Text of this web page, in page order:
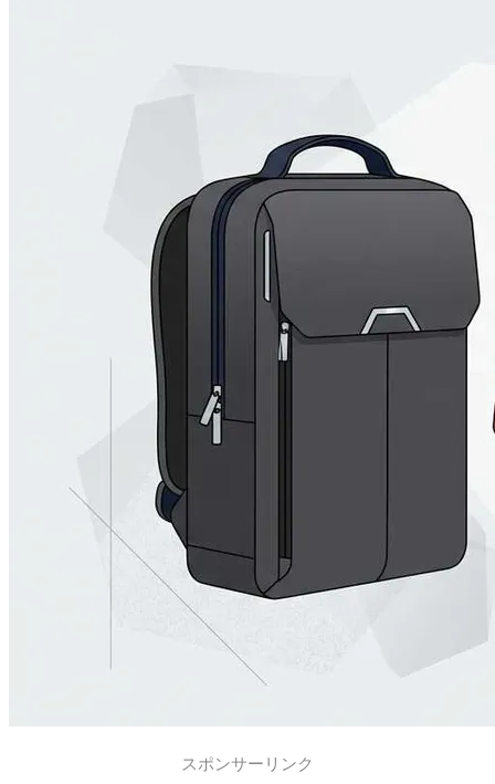
スポンサーリンク